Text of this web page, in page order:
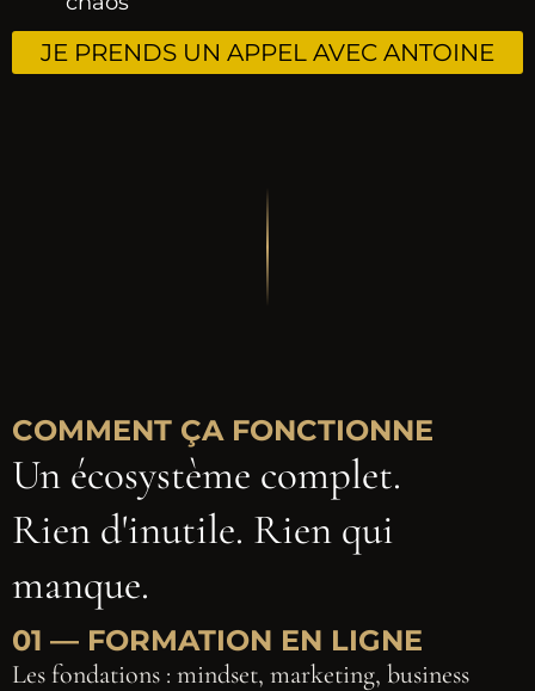
JE PRENDS UN APPEL AVEC ANTOINE
COMMENT ÇA FONCTIONNE
Un écosystème complet.
Rien d'inutile. Rien qui
manque.
01 — FORMATION EN LIGNE
Les fondations : mindset, marketing, business